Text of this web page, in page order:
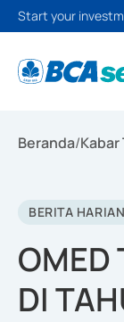
Start your
Beranda/Kabar
BERITA HARIAN
OMED
DI